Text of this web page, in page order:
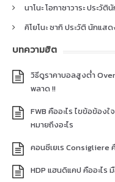
นาโนะ โอกาซาวาระ ประวั
คิโยโนะ ซากิ ประวัติ นักแ
บทความฮิต
วิธีดูราคาบอลสูงต่ำ
พลาด !!
FWB คืออะไร ไขข้อข้อ
หมายถึงอะไร
คอนซีเยเร Consigliere
HDP แฮนดิแคป คืออะไร